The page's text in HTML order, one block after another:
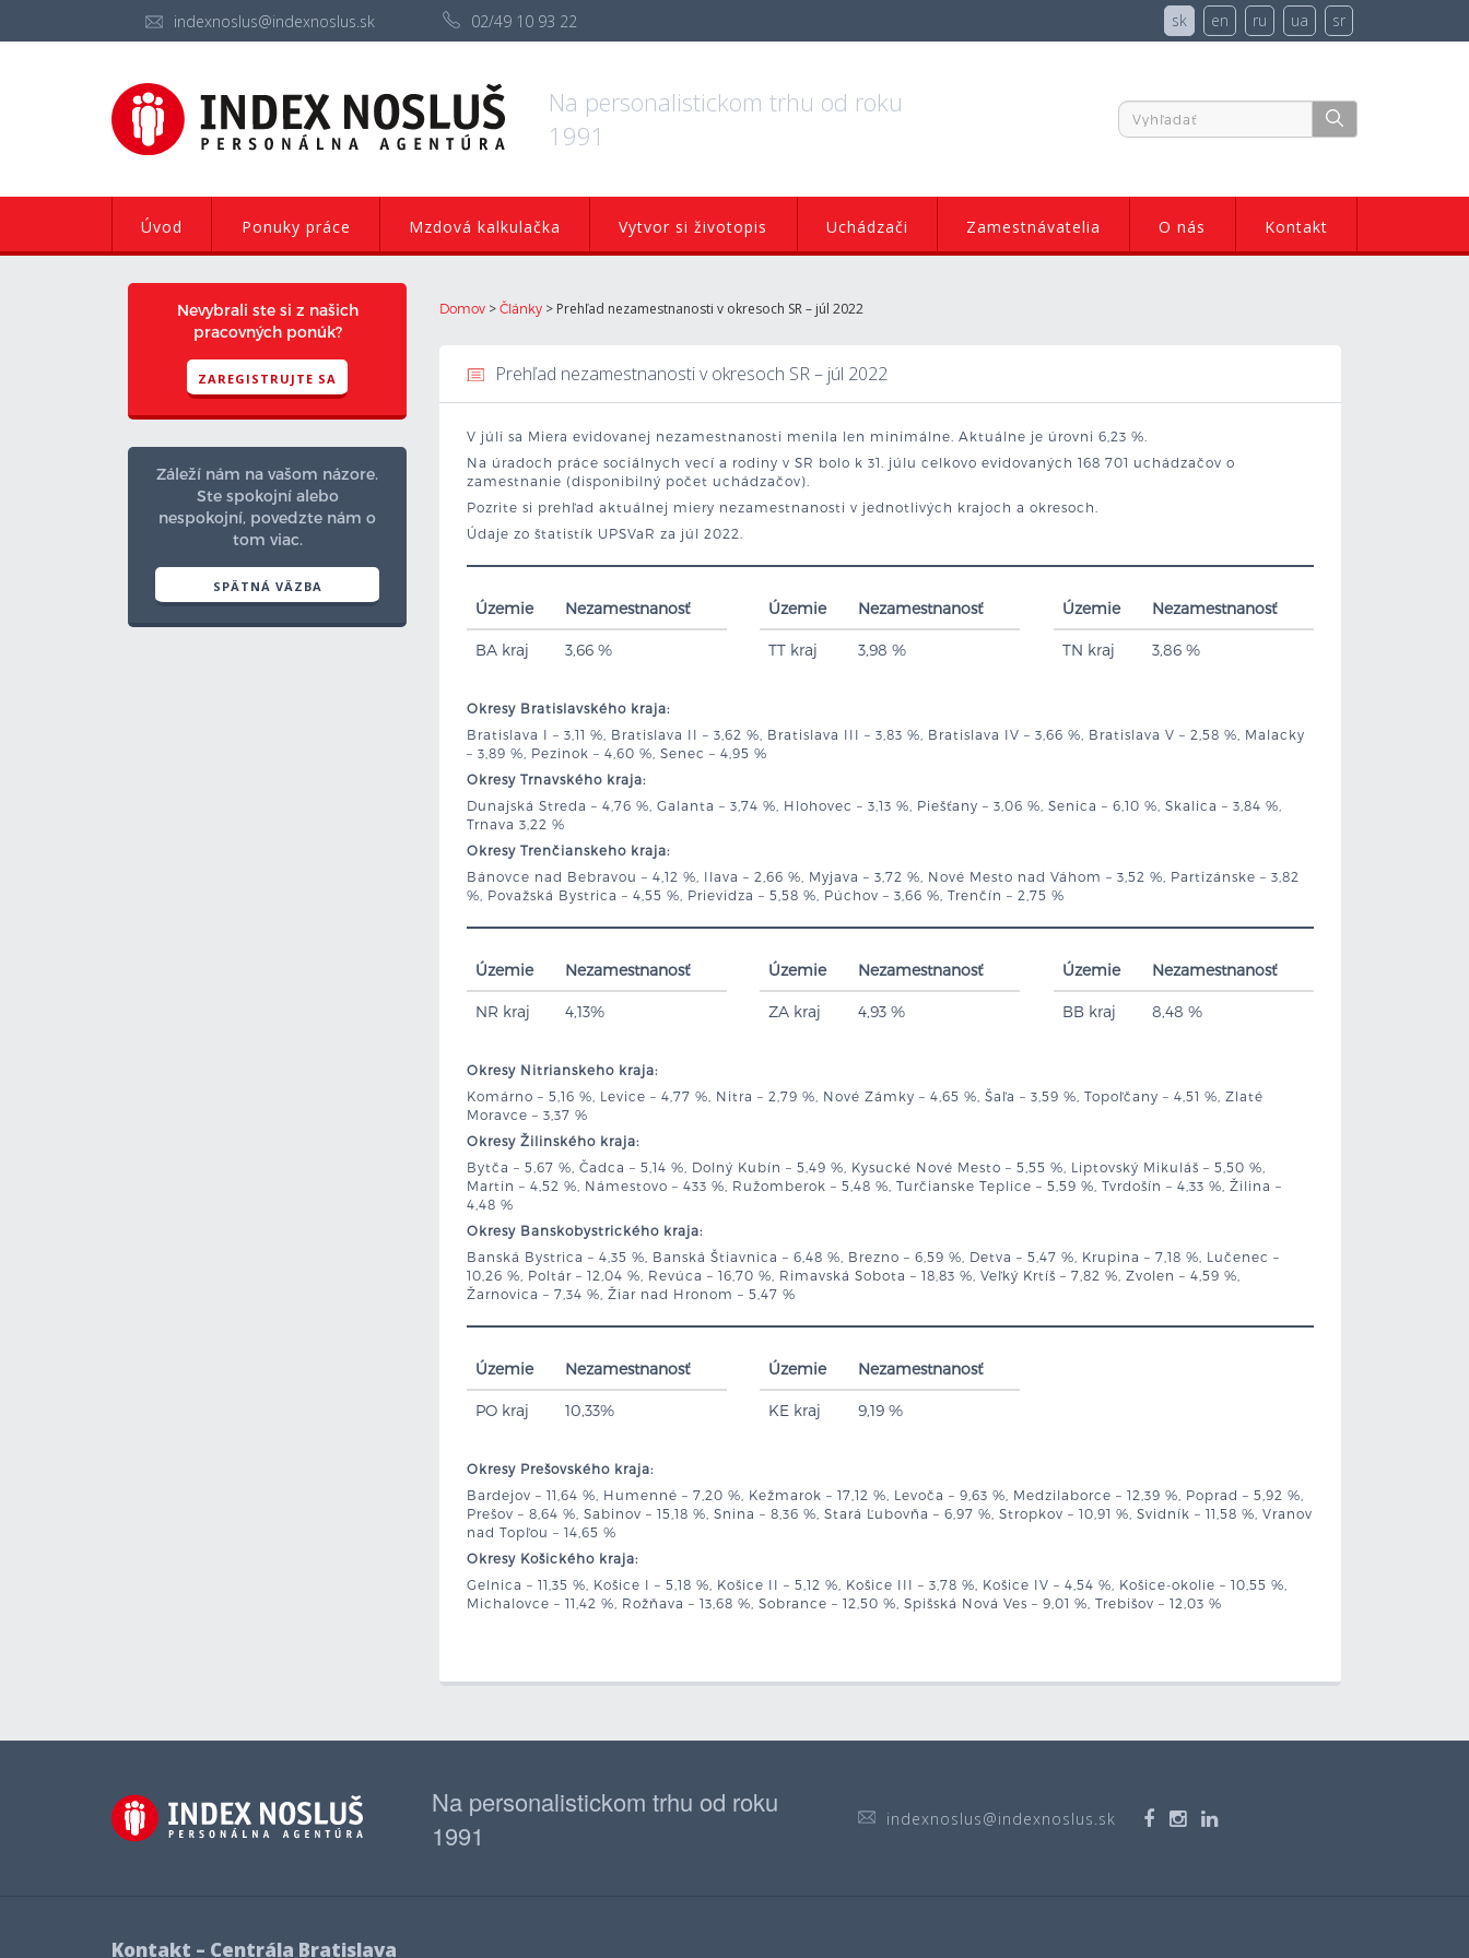
indexnoslus@indexnoslus.sk 02/49 10 93 22 sk en ru ua sr
Na personalistickom trhu od roku
1991
Úvod Ponuky práce Mzdová kalkulačka Vytvor si životopis Uchádzači Zamestnávatelia O nás Kontakt
Domov > Články > Prehľad nezamestnanosti v okresoch SR – júl 2022
Prehľad nezamestnanosti v okresoch SR – júl 2022
V júli sa Miera evidovanej nezamestnanosti menila len minimálne. Aktuálne je úrovni 6,23 %.
Na úradoch práce sociálnych vecí a rodiny v SR bolo k 31. júlu celkovo evidovaných 168 701 uchádzačov o
zamestnanie (disponibilný počet uchádzačov).
Pozrite si prehľad aktuálnej miery nezamestnanosti v jednotlivých krajoch a okresoch.
Údaje zo štatistík UPSVaR za júl 2022.
Územie Nezamestnanosť
BA kraj 3,66 %
Územie Nezamestnanosť
TT kraj 3,98 %
Územie Nezamestnanosť
TN kraj 3,86 %
Okresy Bratislavského kraja:
Bratislava I – 3,11 %, Bratislava II – 3,62 %, Bratislava III – 3,83 %, Bratislava IV – 3,66 %, Bratislava V – 2,58 %, Malacky
– 3,89 %, Pezinok – 4,60 %, Senec – 4,95 %
Okresy Trnavského kraja:
Dunajská Streda – 4,76 %, Galanta – 3,74 %, Hlohovec – 3,13 %, Piešťany – 3,06 %, Senica – 6,10 %, Skalica – 3,84 %,
Trnava 3,22 %
Okresy Trenčianskeho kraja:
Bánovce nad Bebravou – 4,12 %, Ilava – 2,66 %, Myjava – 3,72 %, Nové Mesto nad Váhom – 3,52 %, Partizánske – 3,82
%, Považská Bystrica – 4,55 %, Prievidza – 5,58 %, Púchov – 3,66 %, Trenčín – 2,75 %
Územie Nezamestnanosť
NR kraj 4,13%
Územie Nezamestnanosť
ZA kraj 4,93 %
Územie Nezamestnanosť
BB kraj 8,48 %
Okresy Nitrianskeho kraja:
Komárno – 5,16 %, Levice – 4,77 %, Nitra – 2,79 %, Nové Zámky – 4,65 %, Šaľa – 3,59 %, Topoľčany – 4,51 %, Zlaté
Moravce – 3,37 %
Okresy Žilinského kraja:
Bytča – 5,67 %, Čadca – 5,14 %, Dolný Kubín – 5,49 %, Kysucké Nové Mesto – 5,55 %, Liptovský Mikuláš – 5,50 %,
Martin – 4,52 %, Námestovo – 433 %, Ružomberok – 5,48 %, Turčianske Teplice – 5,59 %, Tvrdošín – 4,33 %, Žilina –
4,48 %
Okresy Banskobystrického kraja:
Banská Bystrica – 4,35 %, Banská Štiavnica – 6,48 %, Brezno – 6,59 %, Detva – 5,47 %, Krupina – 7,18 %, Lučenec –
10,26 %, Poltár – 12,04 %, Revúca – 16,70 %, Rimavská Sobota – 18,83 %, Veľký Krtíš – 7,82 %, Zvolen – 4,59 %,
Žarnovica – 7,34 %, Žiar nad Hronom – 5,47 %
Územie Nezamestnanosť
PO kraj 10,33%
Územie Nezamestnanosť
KE kraj 9,19 %
Okresy Prešovského kraja:
Bardejov – 11,64 %, Humenné – 7,20 %, Kežmarok – 17,12 %, Levoča – 9,63 %, Medzilaborce – 12,39 %, Poprad – 5,92 %,
Prešov – 8,64 %, Sabinov – 15,18 %, Snina – 8,36 %, Stará Ľubovňa – 6,97 %, Stropkov – 10,91 %, Svidník – 11,58 %, Vranov
nad Topľou – 14,65 %
Okresy Košického kraja:
Gelnica – 11,35 %, Košice I – 5,18 %, Košice II – 5,12 %, Košice III – 3,78 %, Košice IV – 4,54 %, Košice-okolie – 10,55 %,
Michalovce – 11,42 %, Rožňava – 13,68 %, Sobrance – 12,50 %, Spišská Nová Ves – 9,01 %, Trebišov – 12,03 %
Nevybrali ste si z našich
pracovných ponúk?
ZAREGISTRUJTE SA
Záleží nám na vašom názore.
Ste spokojní alebo
nespokojní, povedzte nám o
tom viac.
SPÄTNÁ VÄZBA
Na personalistickom trhu od roku
1991
indexnoslus@indexnoslus.sk
Kontakt – Centrála Bratislava